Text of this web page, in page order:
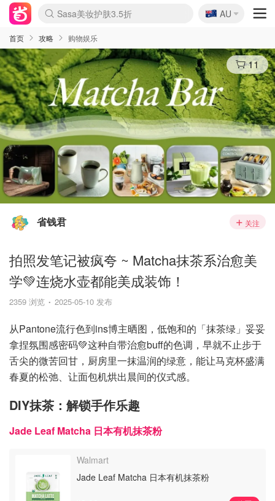
lululemon折扣上新
Sasa美妆护肤3.5折
SSENSE年中2.5折
FreshBeauty好价汇总
Cettire降价+叠9折
WWS Coles超市实拍
viagogo二手票捡漏
Myer超级周末
The Outnet奢牌1折起
David Jones 3折起
Flannels大牌1折
Perfumes Club护肤1折
AMIRO面罩$251
Amazon折扣汇总
eToro入金$200送$50
Amazon数码好物
ICONIC本周7.5折
ThedoubleF高奢地板价
Moose Knuckles 6折
丝芙兰5折起
EUFY摄像头$98
Selenichast首饰2折
Trip机票酒店促销
YSL送5件彩妆礼
Amazon家居好物
Amazon美妆护肤
雅漾大喷$8
过敏原检测盒$33
伊索独家赠50ml沐浴露
科颜氏高保湿面霜$29
SEALIFE海洋馆门票6折
丝塔芙大白罐$16
订阅Newsletter送香薰
Cult Beauty 6.8折
Harrods圣诞日历$525
LN-CC奢牌私促3折
d'Alba空姐喷雾$16
EVE LOM套装£56
Bernardelli独家4折
Adore Beauty 6折起
CT圣诞日历
Mytheresa奢品2.7折
Luxury Escapes 9折
Currentbody美容仪$881
MOON Garden Live
Roborock扫地机$649
Tingo Life水杯$24
Valentino官网5折
CR洗护套装$23
修丽可4件套$159
Myer彩妆2件7折
GANNI官网4.5折
Stylevana韩妆4折
Tessabit高奢8.5折
OGX洗发水$11
Amazon阿德莱德次日达
卡诗8.5折+赠礼
Philips Hue灯具8折
🇦🇺
AU
首页 攻略 购物娱乐
11
省钱君 关注
拍照发笔记被疯夸 ~ Matcha抹茶系治愈美
学💚连烧水壶都能美成装饰！
2359 浏览 2025-05-10 发布
从Pantone流行色到ins博主晒图，低饱和的「抹茶绿」妥妥
拿捏氛围感密码💚这种自带治愈buff的色调，早就不止步于
舌尖的微苦回甘，​厨房里一抹温润的绿意，能让马克杯盛满
春夏的松弛、让面包机烘出晨间的仪式感。
DIY抹茶：解锁手作乐趣
Jade Leaf Matcha 日本有机抹茶粉
Jade Leaf Matcha 日本有机抹茶粉
Walmart